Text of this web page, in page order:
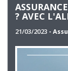
? AVEC
21/03/2023 -